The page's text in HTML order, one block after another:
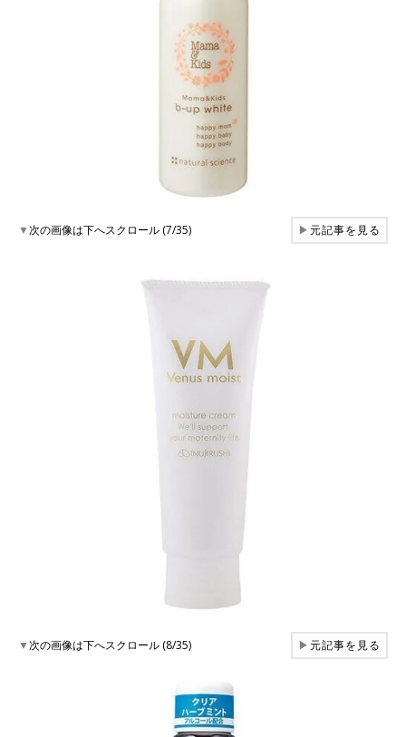
▼次の画像は下へスクロール (7/35) ▶元記事を見る
▼次の画像は下へスクロール (8/35) ▶元記事を見る